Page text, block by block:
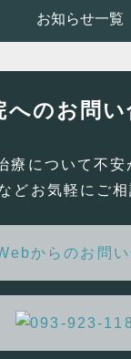
お知らせ一覧
へのお問
療について不安
どお気軽にご相